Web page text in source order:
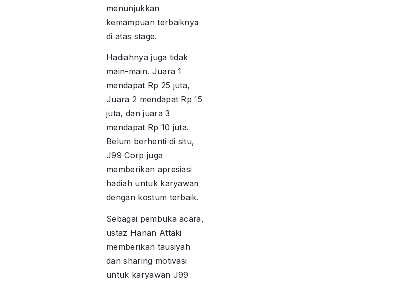
menunjukkan
kemampuan terbaiknya
di atas stage.
Hadiahnya juga tidak
main-main. Juara 1
mendapat Rp 25 juta,
Juara 2 mendapat Rp 15
juta, dan juara 3
mendapat Rp 10 juta.
Belum berhenti di situ,
J99 Corp juga
memberikan apresiasi
hadiah untuk karyawan
dengan kostum terbaik.
Sebagai pembuka acara,
ustaz Hanan Attaki
memberikan tausiyah
dan sharing motivasi
untuk karyawan J99